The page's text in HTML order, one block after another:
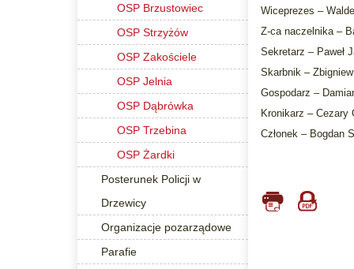
OSP Brzustowiec
OSP Strzyżów
OSP Zakościele
OSP Jelnia
OSP Dąbrówka
OSP Trzebina
OSP Żardki
Posterunek Policji w
Drzewicy
Organizacje pozarządowe
Parafie
Wiceprezes –
Z-ca naczelnika –
Sekretarz – Paweł
Skarbnik –
Gospodarz –
Kronikarz – Cezary
Członek – Bogdan